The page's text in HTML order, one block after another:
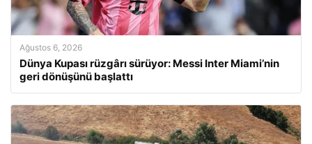
Ağustos 6, 2026
Dünya Kupası rüzgârı sürüyor: Messi Inter Miami’nin
geri dönüşünü başlattı